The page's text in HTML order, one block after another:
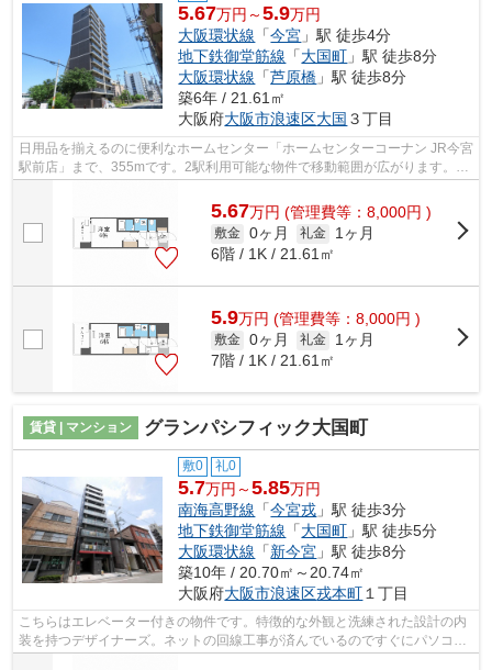
5.67万円～5.9万円
大阪環状線 「今宮 」駅 徒歩4分
地下鉄御堂筋線 「大国町 」駅 徒歩8分
大阪環状線 「芦原橋 」駅 徒歩8分
築6年 / 21.61㎡
大阪府大阪市浪速区大国 ３丁目
日用品を揃えるのに便利なホームセンター「ホームセンターコーナン JR今宮
駅前店」まで、355mです。2駅利用可能な物件で移動範囲が広がります。共
用部にはエレベータ・敷地内ごみ置き...
5.67万円 (管理費等：8,000円 )
敷金 0ヶ月 礼金
1ヶ月
6階 / 1K / 21.61㎡
5.9万円 (管理費等：8,000円 )
敷金 0ヶ月 礼金
1ヶ月
7階 / 1K / 21.61㎡
賃貸 | マンション グランパシフィック大国町
敷0 礼0
5.7万円～5.85万円
南海高野線 「今宮戎 」駅 徒歩3分
地下鉄御堂筋線 「大国町 」駅 徒歩5分
大阪環状線 「新今宮 」駅 徒歩8分
築10年 / 20.70㎡～20.74㎡
大阪府大阪市浪速区戎本町 １丁目
こちらはエレベーター付きの物件です。特徴的な外観と洗練された設計の内
装を持つデザイナーズ。ネットの回線工事が済んでいるのですぐにパソコン